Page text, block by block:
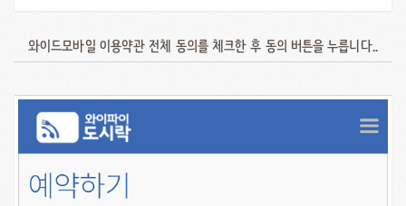
와이드모바일 이용약관 전체 동의를 체크한 후 동의 버튼을 누릅니다..